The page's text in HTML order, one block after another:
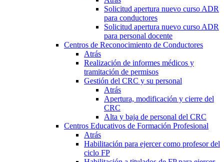
Solicitud apertura nuevo curso ADR
para conductores
Solicitud apertura nuevo curso ADR
para personal docente
Centros de Reconocimiento de Conductores
Atrás
Realización de informes médicos y
tramitación de permisos
Gestión del CRC y su personal
Atrás
Apertura, modificación y cierre del
CRC
Alta y baja de personal del CRC
Centros Educativos de Formación Profesional
Atrás
Habilitación para ejercer como profesor del
ciclo FP